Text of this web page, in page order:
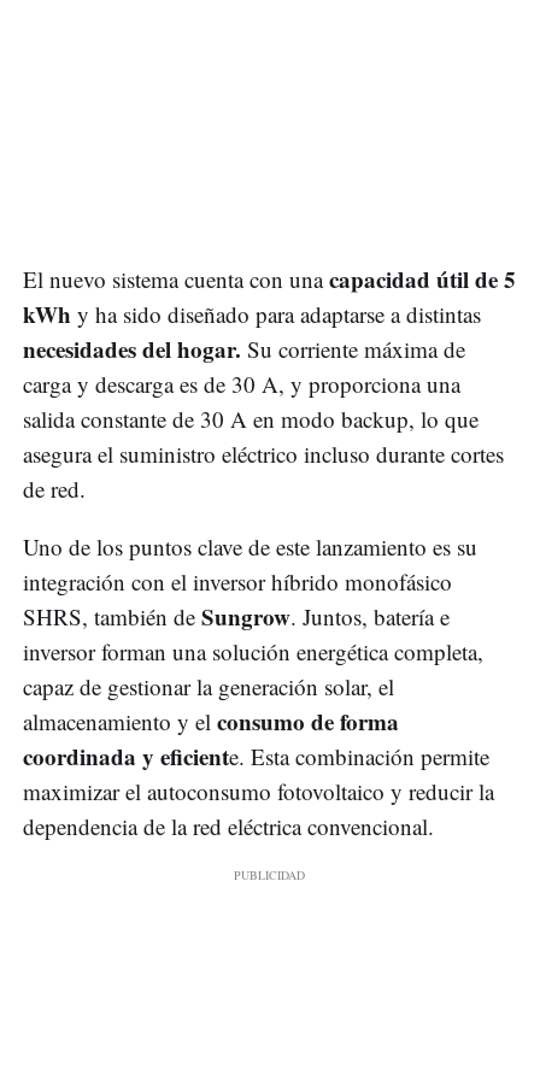
El nuevo sistema cuenta con unacapacidad útil de 5
kWh y ha sido diseñado para adaptarse a distintas
necesidades del hogar. Su corriente máxima de
carga y descarga es de 30 A, y proporciona una
salida constante de 30 A en modo backup, lo que
asegura el suministro eléctrico incluso durante cortes
de red.
Uno de los puntos clave de este lanzamiento es su
integración con el inversor híbrido monofásico
SHRS, también de Sungrow. Juntos, batería e
inversor forman una solución energética completa,
capaz de gestionar la generación solar, el
almacenamiento y el consumo de forma
coordinada y eficiente. Esta combinación permite
maximizar el autoconsumo fotovoltaico y reducir la
dependencia de la red eléctrica convencional.